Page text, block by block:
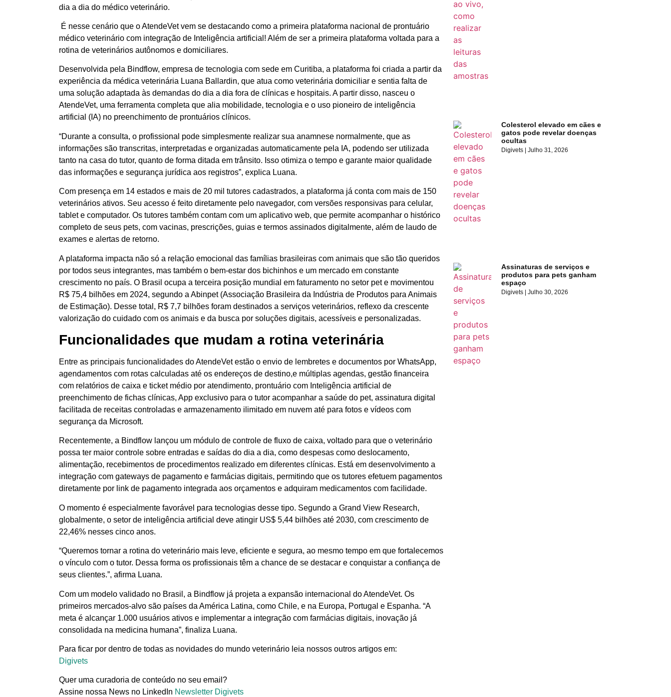
dia a dia do médico veterinário.
É nesse cenário que o AtendeVet vem se destacando como a primeira plataforma nacional de prontuário
médico veterinário com integração de Inteligência artificial! Além de ser a primeira plataforma voltada para a
rotina de veterinários autônomos e domiciliares.
Desenvolvida pela Bindflow, empresa de tecnologia com sede em Curitiba, a plataforma foi criada a partir da
experiência da médica veterinária Luana Ballardin, que atua como veterinária domiciliar e sentia falta de
uma solução adaptada às demandas do dia a dia fora de clínicas e hospitais. A partir disso, nasceu o
AtendeVet, uma ferramenta completa que alia mobilidade, tecnologia e o uso pioneiro de inteligência
artificial (IA) no preenchimento de prontuários clínicos.
“Durante a consulta, o profissional pode simplesmente realizar sua anamnese normalmente, que as
informações são transcritas, interpretadas e organizadas automaticamente pela IA, podendo ser utilizada
tanto na casa do tutor, quanto de forma ditada em trânsito. Isso otimiza o tempo e garante maior qualidade
das informações e segurança jurídica aos registros”, explica Luana.
Com presença em 14 estados e mais de 20 mil tutores cadastrados, a plataforma já conta com mais de 150
veterinários ativos. Seu acesso é feito diretamente pelo navegador, com versões responsivas para celular,
tablet e computador. Os tutores também contam com um aplicativo web, que permite acompanhar o histórico
completo de seus pets, com vacinas, prescrições, guias e termos assinados digitalmente, além de laudo de
exames e alertas de retorno.
A plataforma impacta não só a relação emocional das famílias brasileiras com animais que são tão queridos
por todos seus integrantes, mas também o bem-estar dos bichinhos e um mercado em constante
crescimento no país. O Brasil ocupa a terceira posição mundial em faturamento no setor pet e movimentou
R$ 75,4 bilhões em 2024, segundo a Abinpet (Associação Brasileira da Indústria de Produtos para Animais
de Estimação). Desse total, R$ 7,7 bilhões foram destinados a serviços veterinários, reflexo da crescente
valorização do cuidado com os animais e da busca por soluções digitais, acessíveis e personalizadas.
Funcionalidades que mudam a rotina veterinária
Entre as principais funcionalidades do AtendeVet estão o envio de lembretes e documentos por WhatsApp,
agendamentos com rotas calculadas até os endereços de destino,e múltiplas agendas, gestão financeira
com relatórios de caixa e ticket médio por atendimento, prontuário com Inteligência artificial de
preenchimento de fichas clínicas, App exclusivo para o tutor acompanhar a saúde do pet, assinatura digital
facilitada de receitas controladas e armazenamento ilimitado em nuvem até para fotos e vídeos com
segurança da Microsoft.
Recentemente, a Bindflow lançou um módulo de controle de fluxo de caixa, voltado para que o veterinário
possa ter maior controle sobre entradas e saídas do dia a dia, como despesas como deslocamento,
alimentação, recebimentos de procedimentos realizado em diferentes clínicas. Está em desenvolvimento a
integração com gateways de pagamento e farmácias digitais, permitindo que os tutores efetuem pagamentos
diretamente por link de pagamento integrada aos orçamentos e adquiram medicamentos com facilidade.
O momento é especialmente favorável para tecnologias desse tipo. Segundo a Grand View Research,
globalmente, o setor de inteligência artificial deve atingir US$ 5,44 bilhões até 2030, com crescimento de
22,46% nesses cinco anos.
“Queremos tornar a rotina do veterinário mais leve, eficiente e segura, ao mesmo tempo em que fortalecemos
o vínculo com o tutor. Dessa forma os profissionais têm a chance de se destacar e conquistar a confiança de
seus clientes.”, afirma Luana.
Com um modelo validado no Brasil, a Bindflow já projeta a expansão internacional do AtendeVet. Os
primeiros mercados-alvo são países da América Latina, como Chile, e na Europa, Portugal e Espanha. “A
meta é alcançar 1.000 usuários ativos e implementar a integração com farmácias digitais, inovação já
consolidada na medicina humana”, finaliza Luana.
Para ficar por dentro de todas as novidades do mundo veterinário leia nossos outros artigos em:
Digivets
Quer uma curadoria de conteúdo no seu email?
Assine nossa News no LinkedIn Newsletter Digivets
Colesterol elevado em cães e
gatos pode revelar doenças
ocultas
Digivets Julho 31, 2026
Assinaturas de serviços e
produtos para pets ganham
espaço
Digivets Julho 30, 2026